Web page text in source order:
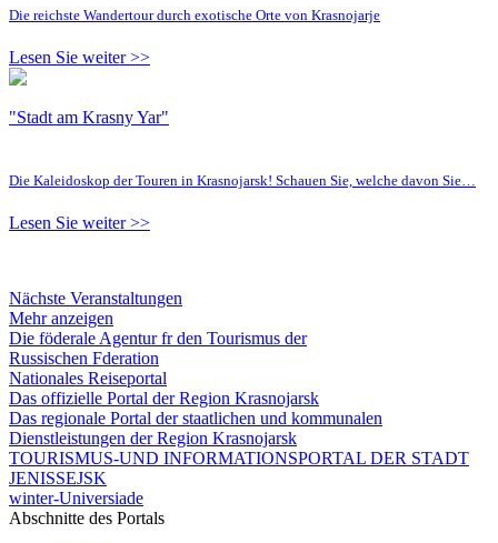
Die reichste Wandertour durch exotische Orte von Krasnojarje
Lesen Sie weiter >>
"Stadt am Krasny Yar"
Die Kaleidoskop der Touren in Krasnojarsk! Schauen Sie, welche davon Sie…
Lesen Sie weiter >>
Nächste Veranstaltungen
Mehr anzeigen
Die föderale Agentur fr den Tourismus der
Russischen Fderation
Nationales Reiseportal
Das offizielle Portal der Region Krasnojarsk
Das regionale Portal der staatlichen und kommunalen
Dienstleistungen der Region Krasnojarsk
TOURISMUS-UND INFORMATIONSPORTAL DER STADT
JENISSEJSK
winter-Universiade
Abschnitte des Portals